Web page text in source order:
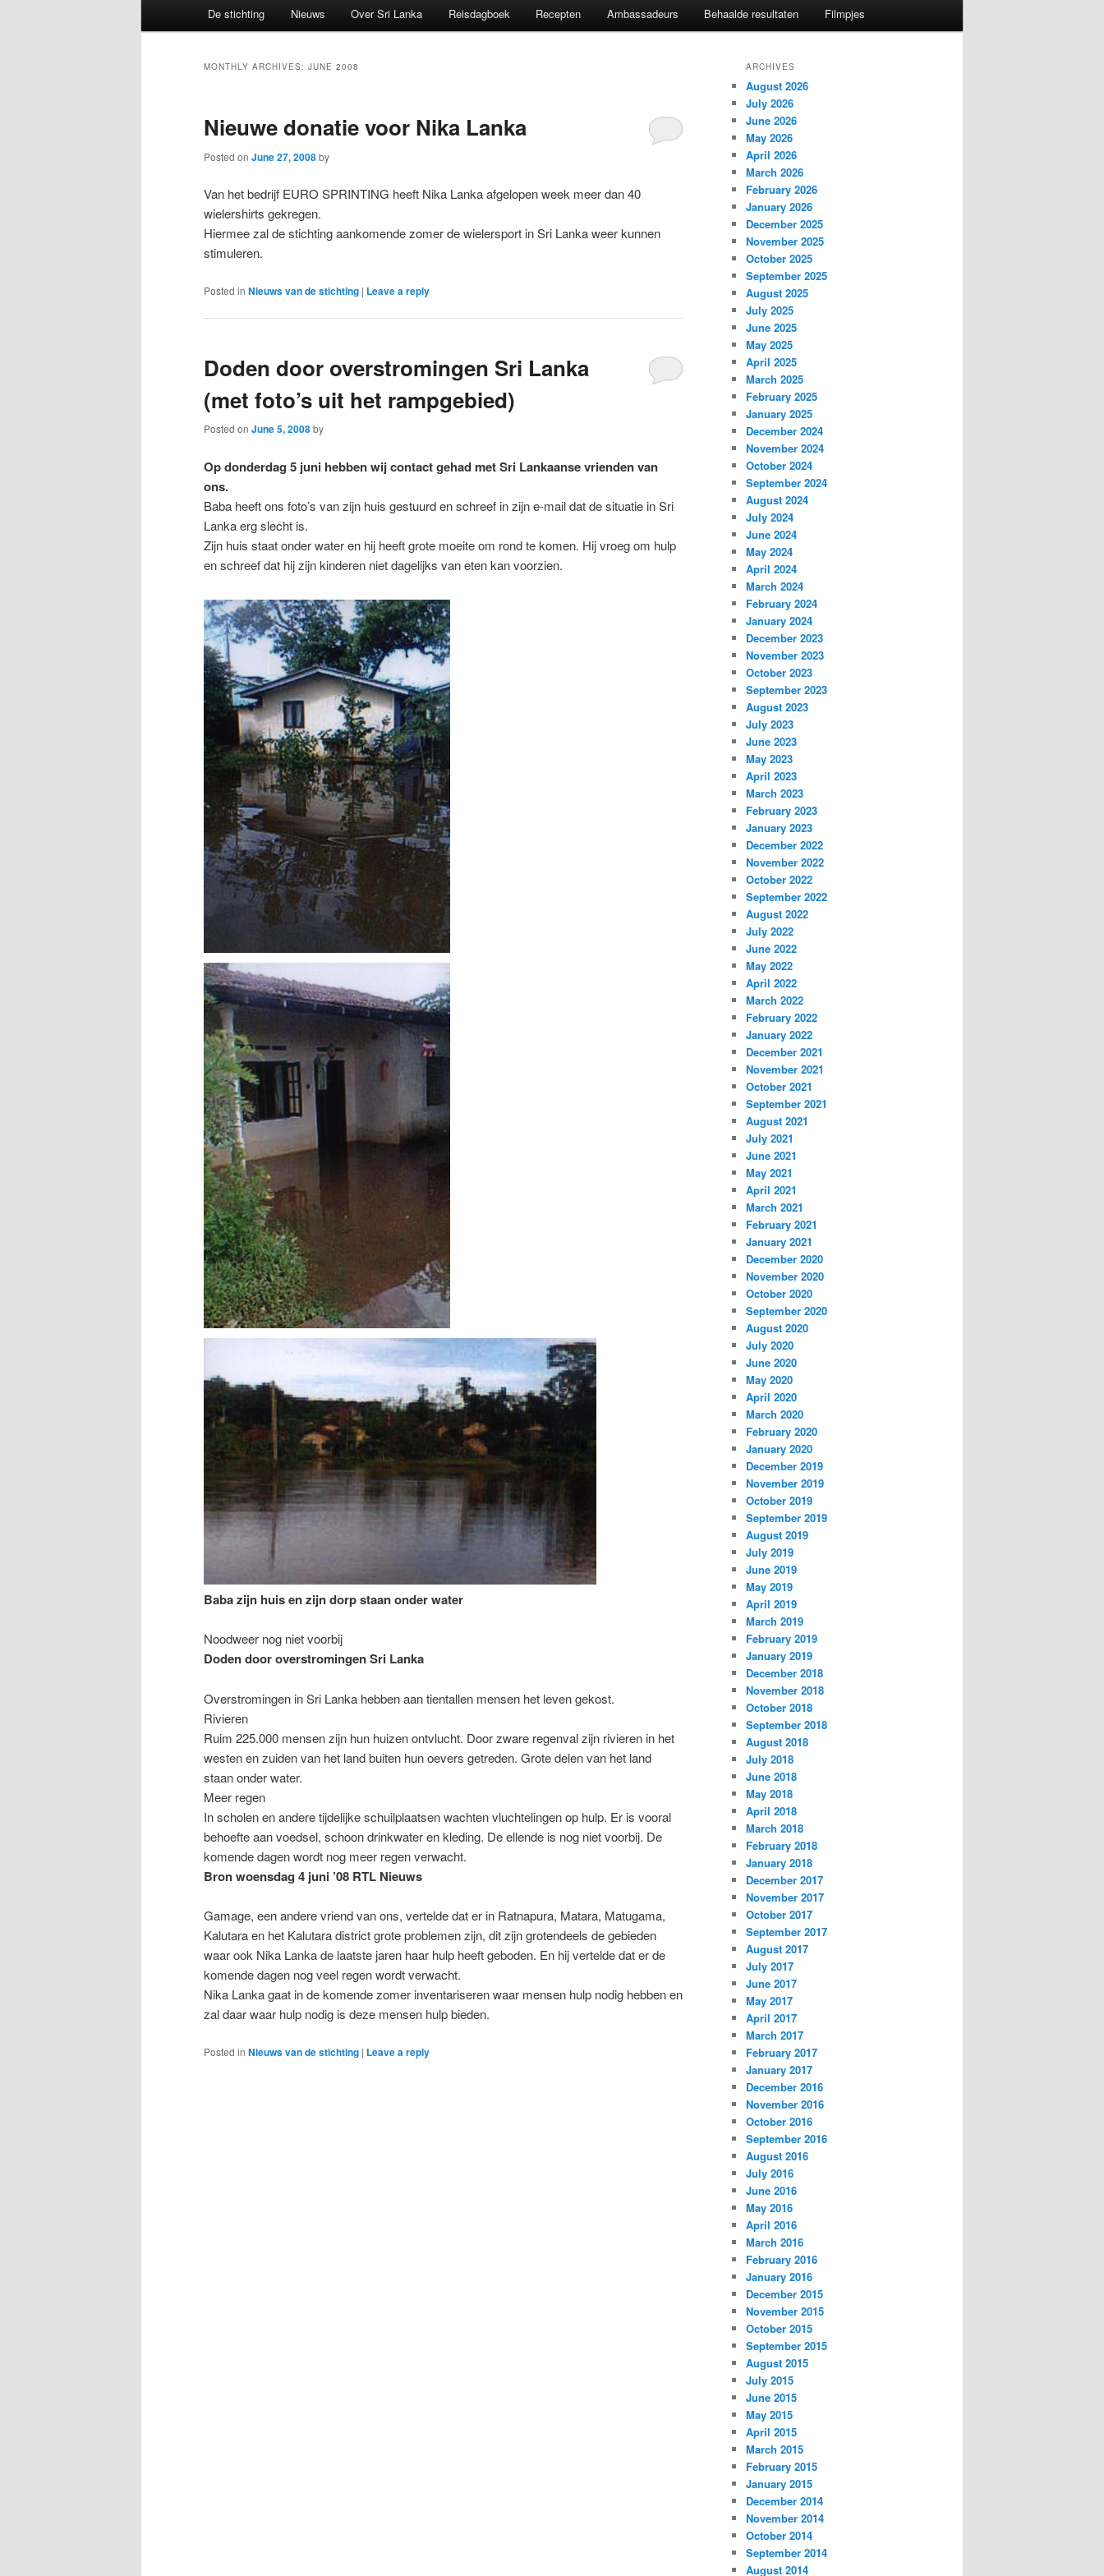
De stichting Nieuws Over Sri Lanka Reisdagboek Recepten Ambassadeurs Behaalde resultaten Filmpjes
MONTHLY ARCHIVES: JUNE 2008
Nieuwe donatie voor Nika Lanka
Posted on June 27, 2008by
Van het bedrijf EURO SPRINTING heeft Nika Lanka afgelopen week meer dan 40
wielershirts gekregen.
Hiermee zal de stichting aankomende zomer de wielersport in Sri Lanka weer kunnen
stimuleren.
Posted in Nieuws van de stichting | Leave a reply
Doden door overstromingen Sri Lanka
(met foto’s uit het rampgebied)
Posted on June 5, 2008by
Op donderdag 5 juni hebben wij contact gehad met Sri Lankaanse vrienden van
ons.
Baba heeft ons foto’s van zijn huis gestuurd en schreef in zijn e-mail dat de situatie in Sri
Lanka erg slecht is.
Zijn huis staat onder water en hij heeft grote moeite om rond te komen. Hij vroeg om hulp
en schreef dat hij zijn kinderen niet dagelijks van eten kan voorzien.
Baba zijn huis en zijn dorp staan onder water
Noodweer nog niet voorbij
Doden door overstromingen Sri Lanka
Overstromingen in Sri Lanka hebben aan tientallen mensen het leven gekost.
Rivieren
Ruim 225.000 mensen zijn hun huizen ontvlucht. Door zware regenval zijn rivieren in het
westen en zuiden van het land buiten hun oevers getreden. Grote delen van het land
staan onder water.
Meer regen
In scholen en andere tijdelijke schuilplaatsen wachten vluchtelingen op hulp. Er is vooral
behoefte aan voedsel, schoon drinkwater en kleding. De ellende is nog niet voorbij. De
komende dagen wordt nog meer regen verwacht.
Bron woensdag 4 juni ’08 RTL Nieuws
Gamage, een andere vriend van ons, vertelde dat er in Ratnapura, Matara, Matugama,
Kalutara en het Kalutara district grote problemen zijn, dit zijn grotendeels de gebieden
waar ook Nika Lanka de laatste jaren haar hulp heeft geboden. En hij vertelde dat er de
komende dagen nog veel regen wordt verwacht.
Nika Lanka gaat in de komende zomer inventariseren waar mensen hulp nodig hebben en
zal daar waar hulp nodig is deze mensen hulp bieden.
Posted in Nieuws van de stichting | Leave a reply
ARCHIVES
August 2026
July 2026
June 2026
May 2026
April 2026
March 2026
February 2026
January 2026
December 2025
November 2025
October 2025
September 2025
August 2025
July 2025
June 2025
May 2025
April 2025
March 2025
February 2025
January 2025
December 2024
November 2024
October 2024
September 2024
August 2024
July 2024
June 2024
May 2024
April 2024
March 2024
February 2024
January 2024
December 2023
November 2023
October 2023
September 2023
August 2023
July 2023
June 2023
May 2023
April 2023
March 2023
February 2023
January 2023
December 2022
November 2022
October 2022
September 2022
August 2022
July 2022
June 2022
May 2022
April 2022
March 2022
February 2022
January 2022
December 2021
November 2021
October 2021
September 2021
August 2021
July 2021
June 2021
May 2021
April 2021
March 2021
February 2021
January 2021
December 2020
November 2020
October 2020
September 2020
August 2020
July 2020
June 2020
May 2020
April 2020
March 2020
February 2020
January 2020
December 2019
November 2019
October 2019
September 2019
August 2019
July 2019
June 2019
May 2019
April 2019
March 2019
February 2019
January 2019
December 2018
November 2018
October 2018
September 2018
August 2018
July 2018
June 2018
May 2018
April 2018
March 2018
February 2018
January 2018
December 2017
November 2017
October 2017
September 2017
August 2017
July 2017
June 2017
May 2017
April 2017
March 2017
February 2017
January 2017
December 2016
November 2016
October 2016
September 2016
August 2016
July 2016
June 2016
May 2016
April 2016
March 2016
February 2016
January 2016
December 2015
November 2015
October 2015
September 2015
August 2015
July 2015
June 2015
May 2015
April 2015
March 2015
February 2015
January 2015
December 2014
November 2014
October 2014
September 2014
August 2014